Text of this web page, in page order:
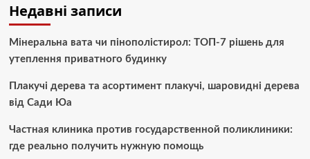
Недавні записи
Мінеральна вата чи пінополістирол: ТОП-7 рішень для
утеплення приватного будинку
Плакучі дерева та асортимент плакучі, шаровидні дерева
від Сади Юа
Частная клиника против государственной поликлиники:
где реально получить нужную помощь